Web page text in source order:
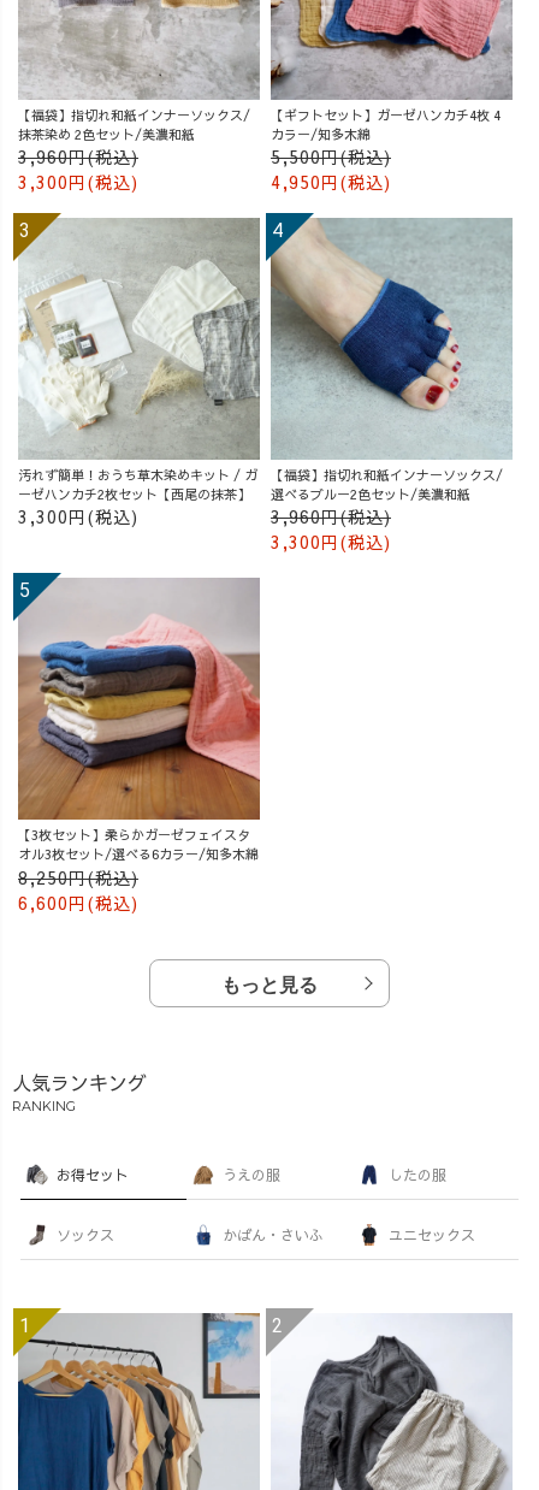
【福袋】指切れ和紙インナーソックス/
抹茶染め 2色セット/美濃和紙
3,960円(税込)
3,300円(税込)
【ギフトセット】ガーゼハンカチ4枚 4
カラー/知多木綿
5,500円(税込)
4,950円(税込)
汚れず簡単！おうち草木染めキット / ガ
ーゼハンカチ2枚セット【西尾の抹茶】
3,300円(税込)
【福袋】指切れ和紙インナーソックス/
選べるブルー2色セット/美濃和紙
3,960円(税込)
3,300円(税込)
【3枚セット】柔らかガーゼフェイスタ
オル3枚セット/選べる6カラー/知多木綿
8,250円(税込)
6,600円(税込)
もっと見る
人気ランキング
RANKING
お得セット うえの服 したの服
ソックス かばん・さいふ ユニセックス